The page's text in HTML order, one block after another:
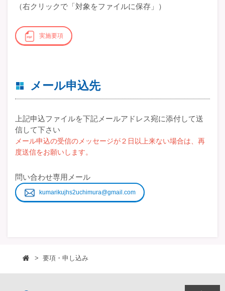
（右クリックで「対象をファイルに保存」）
実施要項
メール申込先
上記申込ファイルを下記メールアドレス宛に添付して送
信して下さい
メール申込の受信のメッセージが２日以上来ない場合は、再
度送信をお願いします。
問い合わせ専用メール
kumarikujhs2uchimura@gmail.com
> 要項・申し込み